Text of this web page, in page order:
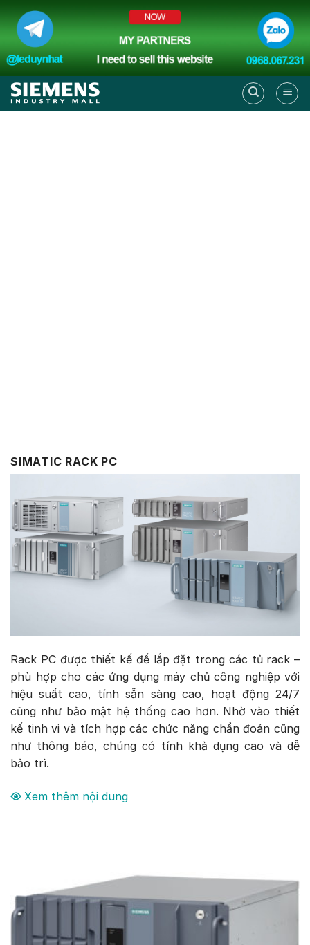
to
content
SIMATIC RACK PC
Rack PC được thiết kế để lắp đặt trong các tủ rack –
phù hợp cho các ứng dụng máy chủ công nghiệp với
hiệu suất cao, tính sẵn sàng cao, hoạt động 24/7
cũng như bảo mật hệ thống cao hơn. Nhờ vào thiết
kế tinh vi và tích hợp các chức năng chẩn đoán cũng
như thông báo, chúng có tính khả dụng cao và dễ
bảo trì.
Xem thêm nội dung